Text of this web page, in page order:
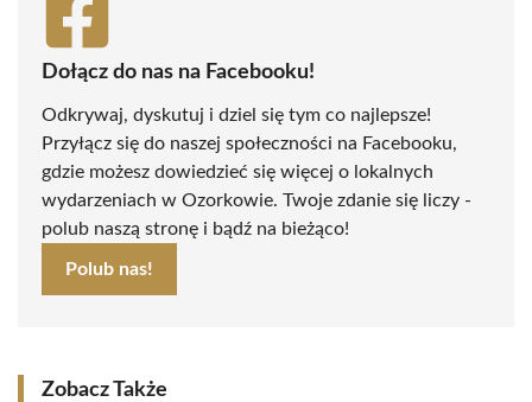
Dołącz do nas na Facebooku!
Odkrywaj, dyskutuj i dziel się tym co najlepsze!
Przyłącz się do naszej społeczności na Facebooku,
gdzie możesz dowiedzieć się więcej o lokalnych
wydarzeniach w Ozorkowie. Twoje zdanie się liczy -
polub naszą stronę i bądź na bieżąco!
Polub nas!
Zobacz Także